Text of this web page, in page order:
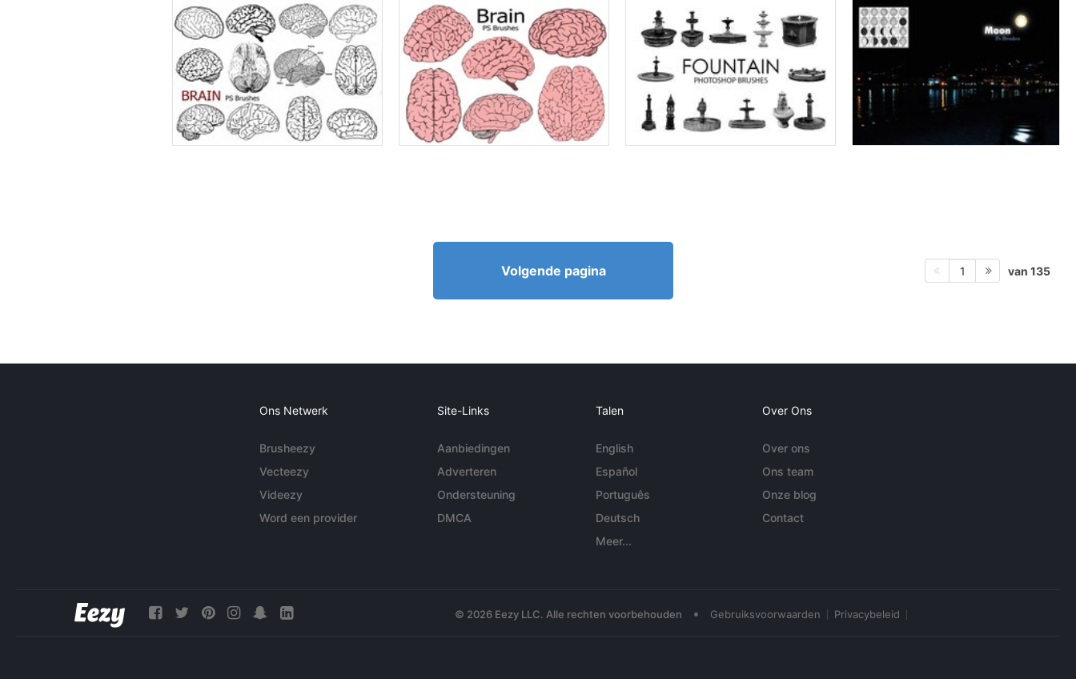
Volgende pagina 1 van 135
Ons Netwerk
Brusheezy
Vecteezy
Videezy
Word een provider
Site-Links
Aanbiedingen
Adverteren
Ondersteuning
DMCA
Talen
English
Español
Português
Deutsch
Meer...
Over Ons
Over ons
Ons team
Onze blog
Contact
© 2026 Eezy LLC. Alle rechten voorbehouden • Gebruiksvoorwaarden Privacybeleid